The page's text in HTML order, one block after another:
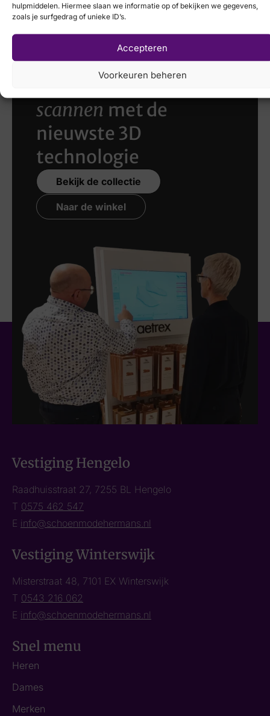
hulpmiddelen. Hiermee slaan we informatie op of bekijken we gegevens,
zoals je surfgedrag of unieke ID’s.
Accepteren
Voorkeuren beheren
€179,95
Laat uw voeten
scannen met de
nieuwste 3D
technologie
Bekijk de collectie
Naar de winkel
Vestiging Hengelo
Raadhuisstraat 27, 7255 BL Hengelo
T 0575 462 547
E info@schoenmodehermans.nl
Vestiging Winterswijk
Misterstraat 48, 7101 EX Winterswijk
T 0543 216 062
E info@schoenmodehermans.nl
Snel menu
Heren
Dames
Merken